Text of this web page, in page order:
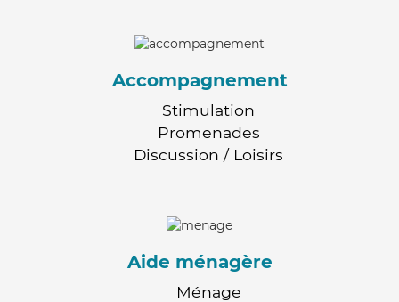
Accompagnement
Stimulation
Promenades
Discussion / Loisirs
Aide ménagère
Ménage